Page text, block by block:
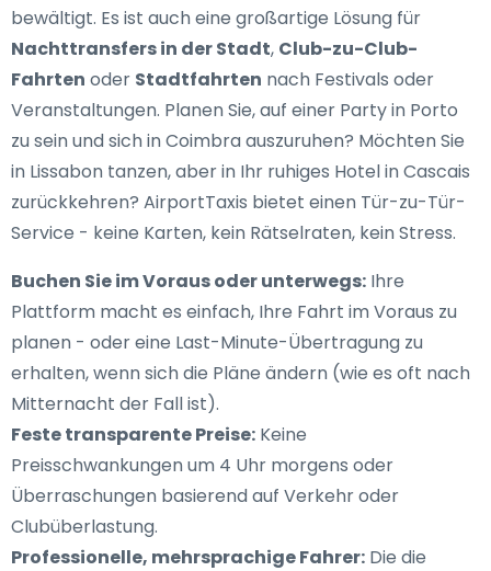
bewältigt. Es ist auch eine großartige Lösung für
Nachttransfers in der Stadt, Club-zu-Club-
Fahrten oder Stadtfahrten nach Festivals oder
Veranstaltungen. Planen Sie, auf einer Party in Porto
zu sein und sich in Coimbra auszuruhen? Möchten Sie
in Lissabon tanzen, aber in Ihr ruhiges Hotel in Cascais
zurückkehren? AirportTaxis bietet einen Tür-zu-Tür-
Service - keine Karten, kein Rätselraten, kein Stress.
Buchen Sie im Voraus oder unterwegs: Ihre
Plattform macht es einfach, Ihre Fahrt im Voraus zu
planen - oder eine Last-Minute-Übertragung zu
erhalten, wenn sich die Pläne ändern (wie es oft nach
Mitternacht der Fall ist).
Feste transparente Preise: Keine
Preisschwankungen um 4 Uhr morgens oder
Überraschungen basierend auf Verkehr oder
Clubüberlastung.
Professionelle, mehrsprachige Fahrer: Die die